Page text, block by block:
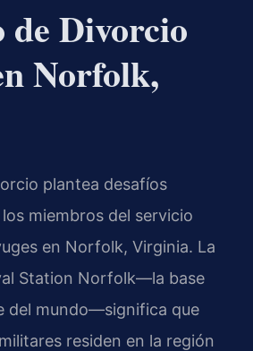
de Divorcio
Norfolk,
plantea desafíos
miembros del servicio
en Norfolk, Virginia. La
Station Norfolk—la base
del mundo—significa que
residen en la región